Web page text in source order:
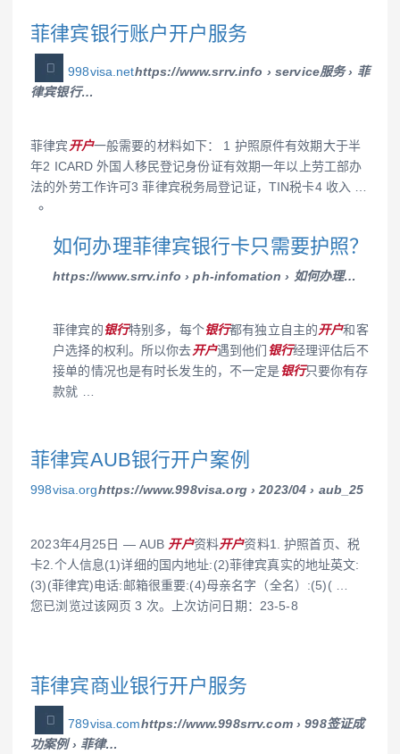
菲律宾银行账户开户服务
998visa.nethttps://www.srrv.info › service服务 › 菲
律宾银行…
菲律宾开户一般需要的材料如下： 1 护照原件有效期大于半
年2 ICARD 外国人移民登记身份证有效期一年以上劳工部办
法的外劳工作许可3 菲律宾税务局登记证，TIN税卡4 收入 …
如何办理菲律宾银行卡只需要护照？
https://www.srrv.info › ph-infomation › 如何办理…
菲律宾的银行特别多，每个银行都有独立自主的开户和客
户选择的权利。所以你去开户遇到他们 银行经理评估后不
接单的情况也是有时长发生的，不一定是银行只要你有存
款就 …
菲律宾AUB银行开户案例
998visa.orghttps://www.998visa.org › 2023/04 › aub_25
2023年4月25日 — AUB 开户资料开户资料1. 护照首页、税
卡2.个人信息(1)详细的国内地址:(2)菲律宾真实的地址英文:
(3)(菲律宾)电话:邮箱很重要:(4)母亲名字（全名）:(5)( …
您已浏览过该网页 3 次。上次访问日期：23-5-8
菲律宾商业银行开户服务
789visa.comhttps://www.998srrv.com › 998签证成
功案例 › 菲律…